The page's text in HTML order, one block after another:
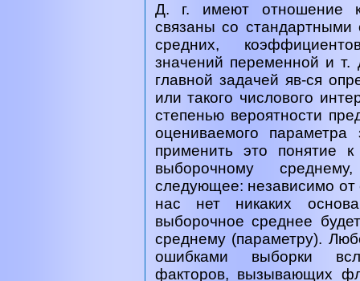
Д. г. имеют отношение
связаны со стандартными
средних,
значений переменной и
главной задачей яв-ся
или такого числового
степенью вероятности
оцениваемого
применить это понятие к
выборочному
следующее: независимо от
нас нет никаких
выборочное среднее
среднему (параметру).
ошибками выборки
факторов, вызывающих